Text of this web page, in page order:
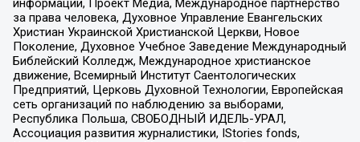
информации, Проект Медиа, Международное партнерство
за права человека, Духовное Управление Евангельских
Христиан Украинской Христианской Церкви, Новое
Поколение, Духовное Учебное Заведение Международный
Библейский Колледж, Международное христианское
движение, Всемирный Институт Саентологических
Предприятий, Церковь Духовной Технологии, Европейская
сеть организаций по наблюдению за выборами,
Республика Польша, СВОБОДНЫЙ ИДЕЛЬ-УРАЛ,
Ассоциация развития журналистики, IStories fonds,